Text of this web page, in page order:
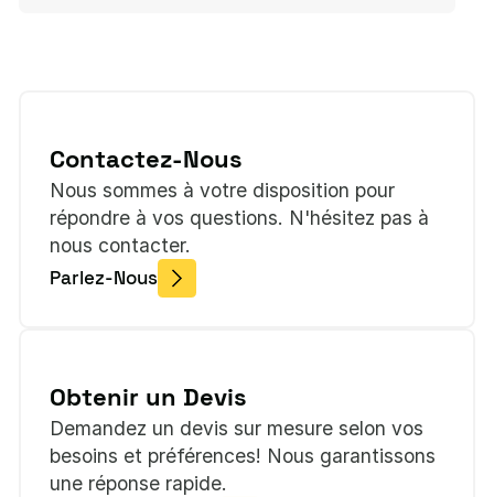
Contactez-Nous
Nous sommes à votre disposition pour
répondre à vos questions. N'hésitez pas à
nous contacter.
Parlez-Nous
Obtenir un Devis
Demandez un devis sur mesure selon vos
besoins et préférences! Nous garantissons
une réponse rapide.